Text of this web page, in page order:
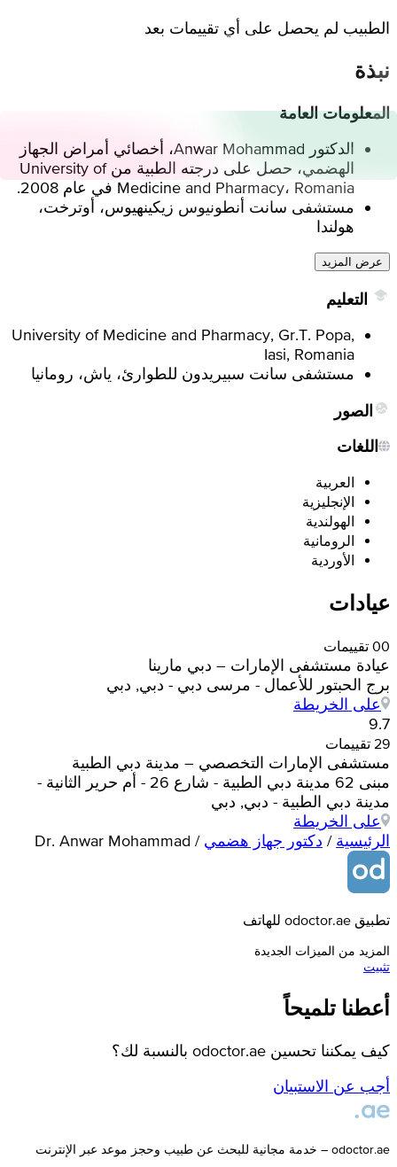
الطبيب لم يحصل على أي تقييمات بعد
نبذة
المعلومات العامة
الدكتور Anwar Mohammad، أخصائي أمراض الجهاز
الهضمي، حصل على درجته الطبية من University of
Medicine and Pharmacy، Romania في عام 2008.
مستشفى سانت أنطونيوس زيكينهيوس، أوترخت،
هولندا
عرض المزيد
التعليم
University of Medicine and Pharmacy, Gr.T. Popa,
Iasi, Romania
مستشفى سانت سبيريدون للطوارئ، ياش، رومانيا
الصور
اللغات
العربية
الإنجليزية
الهولندية
الرومانية
الأوردية
عيادات
00 تقييمات
عيادة مستشفى الإمارات – دبي مارينا
برج الحبتور للأعمال - مرسى دبي - دبي, دبي
على الخريطة
9.7
29 تقييمات
مستشفى الإمارات التخصصي – مدينة دبي الطبية
مبنى 62 مدينة دبي الطبية - شارع 26 - أم حرير الثانية -
مدينة دبي الطبية - دبي, دبي
على الخريطة
الرئيسية / دكتور جهاز هضمي /
Dr. Anwar Mohammad
تطبيق odoctor.ae للهاتف
المزيد من الميزات الجديدة
تثبيت
أعطنا تلميحاً
كيف يمكننا تحسين odoctor.ae بالنسبة لك؟
أجب عن الاستبيان
odoctor.ae – خدمة مجانية للبحث عن طبيب وحجز موعد عبر الإنترنت